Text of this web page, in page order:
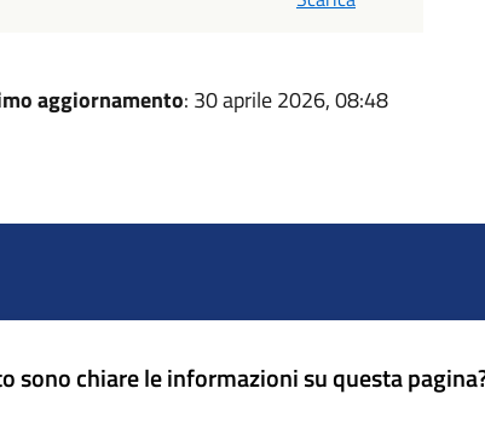
aggiornamento: 30 aprile 2026, 08:48
sono chiare le informazioni su questa